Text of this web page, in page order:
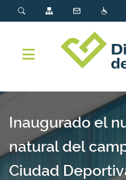
Inaugurado el
natural del
Ciudad